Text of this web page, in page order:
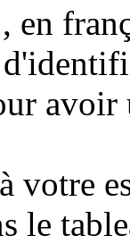
, en
avoir
votre
le